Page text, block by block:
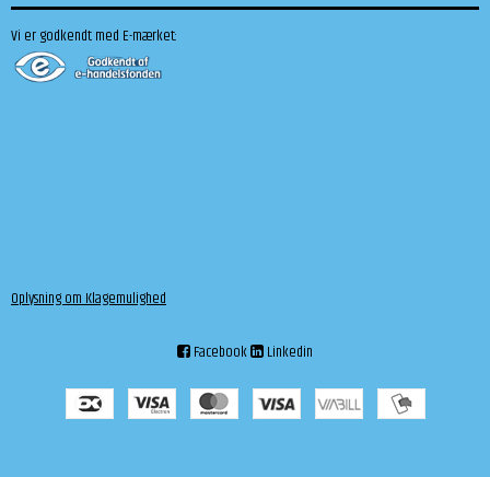
Vi er godkendt med E-mærket:
Oplysning om Klagemulighed
Facebook Linkedin